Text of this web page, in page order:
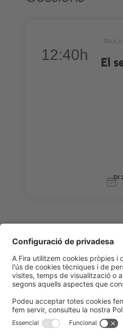
12:40h
TAULA
El
Dl
Informació legalAvís legal